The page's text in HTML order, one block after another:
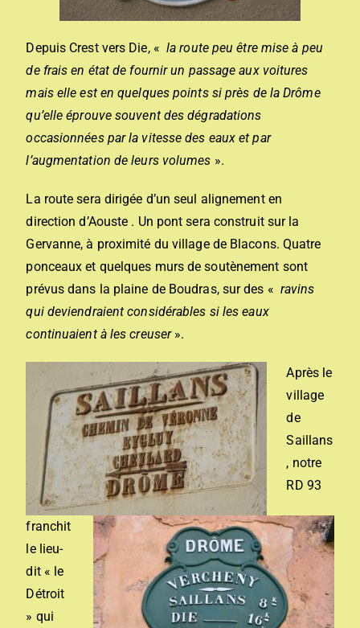
Depuis Crest vers Die, « la route peu être mise à peu
de frais en état de fournir un passage aux voitures
mais elle est en quelques points si près de la Drôme
qu’elle éprouve souvent des dégradations
occasionnées par la vitesse des eaux et par
l’augmentation de leurs volumes ».
La route sera dirigée d’un seul alignement en
direction d’Aouste . Un pont sera construit sur la
Gervanne, à proximité du village de Blacons. Quatre
ponceaux et quelques murs de soutènement sont
prévus dans la plaine de Boudras, sur des « ravins
qui deviendraient considérables si les eaux
continuaient à les creuser».
Après le
village
de
Saillans
, notre
RD 93
franchit
le lieu-
dit « le
Détroit
» qui